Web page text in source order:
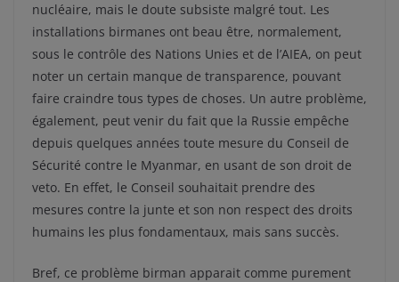
nucléaire, mais le doute subsiste malgré tout. Les
installations birmanes ont beau être, normalement,
sous le contrôle des Nations Unies et de l’AIEA, on peut
noter un certain manque de transparence, pouvant
faire craindre tous types de choses. Un autre problème,
également, peut venir du fait que la Russie empêche
depuis quelques années toute mesure du Conseil de
Sécurité contre le Myanmar, en usant de son droit de
veto. En effet, le Conseil souhaitait prendre des
mesures contre la junte et son non respect des droits
humains les plus fondamentaux, mais sans succès.
Bref, ce problème birman apparait comme purement